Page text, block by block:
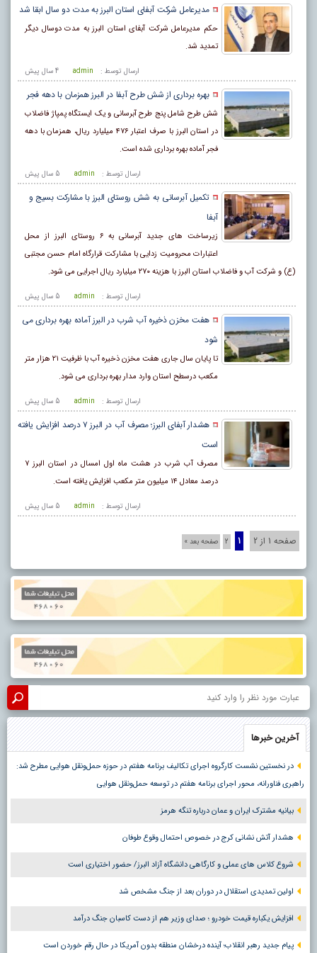
مدیرعامل شرکت آبفای استان البرز به مدت دو سال ابقا شد
حکم مدیرعامل شرکت آبفای استان البرز به مدت دوسال دیگر
تمدید شد.
4 سال پيش ارسال توسط : admin
بهره برداری از شش طرح آبفا در البرز همزمان با دهه فجر
شش طرح شامل پنج طرح آبرسانی و یک ایستگاه پمپاژ فاضلاب
در استان البرز با صرف اعتبار ۴۷۶ میلیارد ریال، همزمان با دهه
فجر آماده بهره برداری شده است.
5 سال پيش ارسال توسط : admin
تکمیل آبرسانی به شش روستای البرز با مشارکت بسیج و
آبفا
زیرساخت های جدید آبرسانی به ۶ روستای البرز از محل
اعتبارات محرومیت زدایی با مشارکت قرارگاه امام حسن مجتبی
(ع) و شرکت آب و فاضلاب استان البرز با هزینه ۲۷۰ میلیارد ریال اجرایی می شود.
5 سال پيش ارسال توسط : admin
هفت مخزن ذخیره آب شرب در البرز آماده بهره برداری می
شود
تا پایان سال جاری هفت مخزن ذخیره آب با ظرفیت ۲۱ هزار متر
مکعب درسطح استان وارد مدار بهره برداری می شود.
5 سال پيش ارسال توسط : admin
هشدار آبفای البرز؛ مصرف آب در البرز ۷ درصد افزایش یافته
است
مصرف آب شرب در هشت ماه اول امسال در استان البرز ۷
درصد معادل ۱۴ میلیون متر مکعب افزایش یافته است.
5 سال پيش ارسال توسط : admin
صفحه 1 از 2 1
2 صفحه بعد »
آخرین خبرها
در نخستین نشست کارگروه اجرای تکالیف برنامه هفتم در حوزه حمل‌ونقل هوایی مطرح شد:
راهبری فناورانه، محور اجرای برنامه هفتم در توسعه حمل‌ونقل هوایی
بیانیه مشترک ایران و عمان درباره تنگه هرمز
هشدار آتش نشانی کرج در خصوص احتمال وقوع طوفان
شروع کلاس های عملی و کارگاهی دانشگاه آزاد البرز/ حضور اختیاری است
اولین تمدیدی استقلال در دوران بعد از جنگ مشخص شد
افزایش یکباره قیمت خودرو ؛ صدای وزیر هم از دست کاسبان جنگ درآمد
پیام جدید رهبر انقلاب؛ آینده درخشان منطقه بدون آمریکا در حال رقم خوردن است